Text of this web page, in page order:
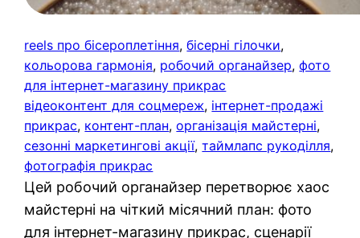
reels про бісероплетіння, бісерні гілочки
кольорова гармонія, робочий органайзер, фото
для інтернет-магазину прикрас
відеоконтент для соцмереж, інтернет-продажі
прикрас, контент-план, організація майстерні
сезонні маркетингові акції, таймлапс рукоділля
фотографія прикрас
Цей робочий органайзер перетворює хаос
майстерні на чіткий місячний план: фото
для інтернет-магазину прикрас, сценарії